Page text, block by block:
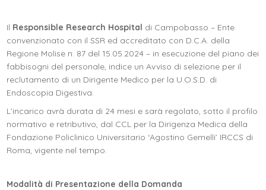
Il Responsible Research Hospital di Campobasso – Ente
convenzionato con il SSR ed accreditato con D.C.A. della
Regione Molise n. 87 del 15.05.2024 – in esecuzione del piano dei
fabbisogni del personale, indice un Avviso di selezione per il
reclutamento di un Dirigente Medico per la U.O.S.D. di
Endoscopia Digestiva.
L’incarico avrà durata di 24 mesi e sarà regolato, sotto il profilo
normativo e retributivo, dal CCL per la Dirigenza Medica della
Fondazione Policlinico Universitario ‘Agostino Gemelli’ IRCCS di
Roma, vigente nel tempo.
Modalità di Presentazione della Domanda